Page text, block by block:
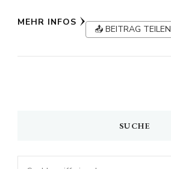
MEHR INFOS
📤 BEITRAG TEILEN
SUCHE
Looking